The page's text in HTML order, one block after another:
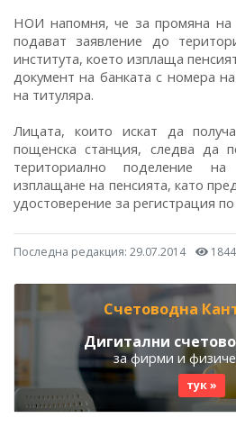
НОИ напомня, че за промяна на
подават заявление до
института, което изплаща
документ на банката с номера
на титуляра.
Лицата, които искат да
пощенска станция, следва да
териториално поделение
изплащане на пенсията, като
удостоверение за регистрация
Последна редакция: 29.07.2014 1844
Счетоводна
Дигитални
за фирми и
тук »